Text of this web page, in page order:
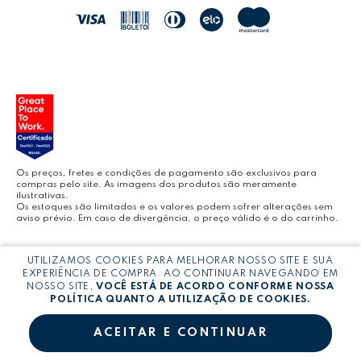
BLOG LEONORA
Os preços, fretes e condições de pagamento são exclusivos para
compras pelo site. As imagens dos produtos são meramente
ilustrativas.
Os estoques são limitados e os valores podem sofrer alterações sem
aviso prévio. Em caso de divergência, o preço válido é o do carrinho.
Copyright © LEONORA COMERCIO INTERNACIONAL LTDA - CNPJ:
03.064.692/0005-53
UTILIZAMOS COOKIES PARA MELHORAR NOSSO SITE E SUA
EXPERIÊNCIA DE COMPRA. AO CONTINUAR NAVEGANDO EM
NOSSO SITE,VOCÊ ESTÁ DE ACORDO CONFORME NOSSA
POLÍTICA QUANTO A UTILIZAÇÃO DE COOKIES.
ACEITAR E CONTINUAR